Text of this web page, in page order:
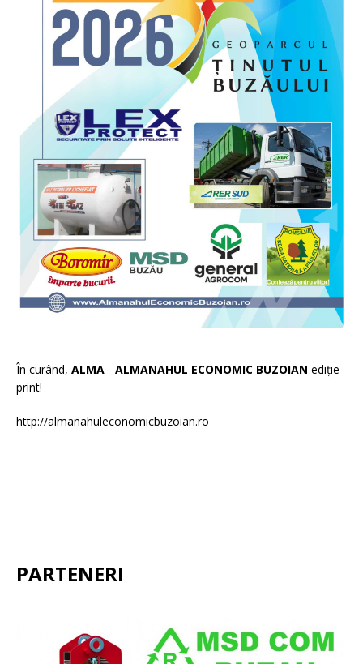
În curând, ALMA - ALMANAHUL ECONOMIC BUZOIAN ediție
print!
http://almanahuleconomicbuzoian.ro
PARTENERI